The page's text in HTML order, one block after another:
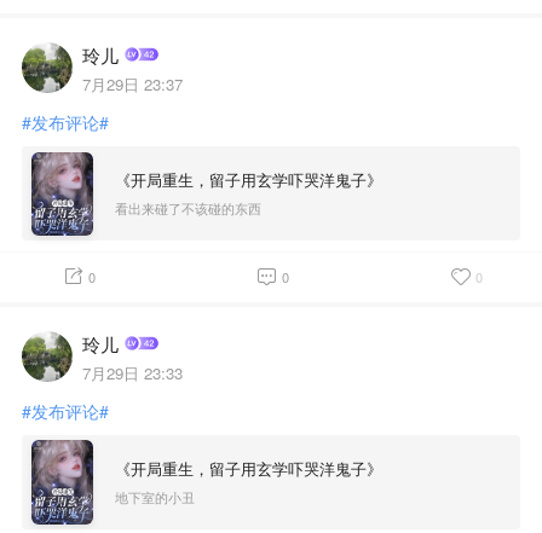
玲儿
7月29日 23:37
#发布评论#
《开局重生，留子用玄学吓哭洋鬼子》
看出来碰了不该碰的东西
0 0 0
玲儿
7月29日 23:33
#发布评论#
《开局重生，留子用玄学吓哭洋鬼子》
地下室的小丑